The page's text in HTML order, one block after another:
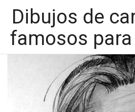
Dibujos de
famosos